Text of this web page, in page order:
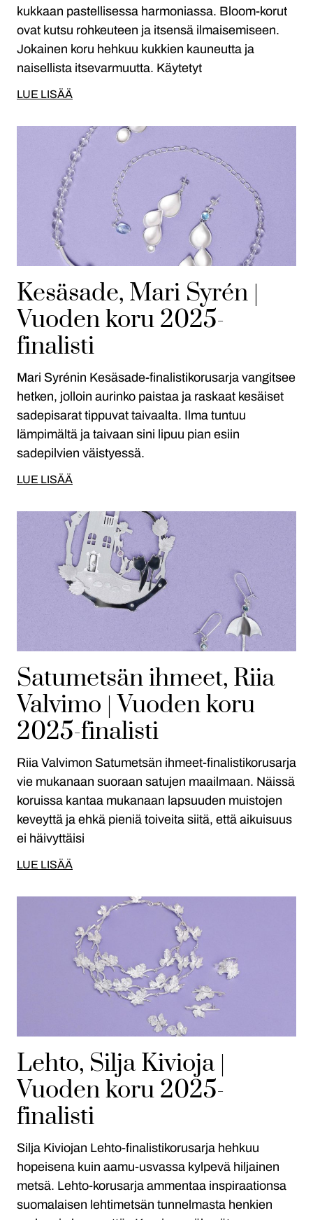
kukkaan pastellisessa harmoniassa. Bloom-korut
ovat kutsu rohkeuteen ja itsensä ilmaisemiseen.
Jokainen koru hehkuu kukkien kauneutta ja
naisellista itsevarmuutta. Käytetyt
LUE LISÄÄ
Kesäsade, Mari Syrén |
Vuoden koru 2025-
finalisti
Mari Syrénin Kesäsade-finalistikorusarja vangitsee
hetken, jolloin aurinko paistaa ja raskaat kesäiset
sadepisarat tippuvat taivaalta. Ilma tuntuu
lämpimältä ja taivaan sini lipuu pian esiin
sadepilvien väistyessä.
LUE LISÄÄ
Satumetsän ihmeet, Riia
Valvimo | Vuoden koru
2025-finalisti
Riia Valvimon Satumetsän ihmeet-finalistikorusarja
vie mukanaan suoraan satujen maailmaan. Näissä
koruissa kantaa mukanaan lapsuuden muistojen
keveyttä ja ehkä pieniä toiveita siitä, että aikuisuus
ei häivyttäisi
LUE LISÄÄ
Lehto, Silja Kivioja |
Vuoden koru 2025-
finalisti
Silja Kiviojan Lehto-finalistikorusarja hehkuu
hopeisena kuin aamu-usvassa kylpevä hiljainen
metsä. Lehto-korusarja ammentaa inspiraationsa
suomalaisen lehtimetsän tunnelmasta henkien